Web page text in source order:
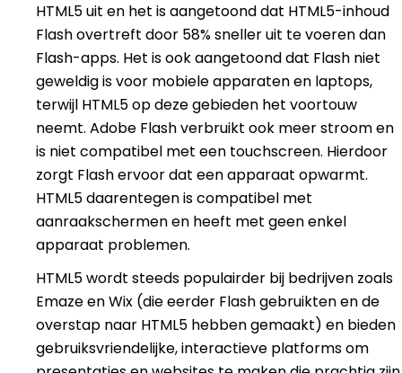
HTML5 uit en het is aangetoond dat HTML5-inhoud
Flash overtreft door 58% sneller uit te voeren dan
Flash-apps. Het is ook aangetoond dat Flash niet
geweldig is voor mobiele apparaten en laptops,
terwijl HTML5 op deze gebieden het voortouw
neemt. Adobe Flash verbruikt ook meer stroom en
is niet compatibel met een touchscreen. Hierdoor
zorgt Flash ervoor dat een apparaat opwarmt.
HTML5 daarentegen is compatibel met
aanraakschermen en heeft met geen enkel
apparaat problemen.
HTML5 wordt steeds populairder bij bedrijven zoals
Emaze en Wix (die eerder Flash gebruikten en de
overstap naar HTML5 hebben gemaakt) en bieden
gebruiksvriendelijke, interactieve platforms om